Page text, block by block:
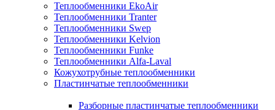
Теплообменники EkoAir
Теплообменники Tranter
Теплообменники Swep
Теплообменники Kelvion
Теплообменники Funke
Теплообменники Alfa-Laval
Кожухотрубные теплообменники
Пластинчатые теплообменники
Разборные пластинчатые теплообменники